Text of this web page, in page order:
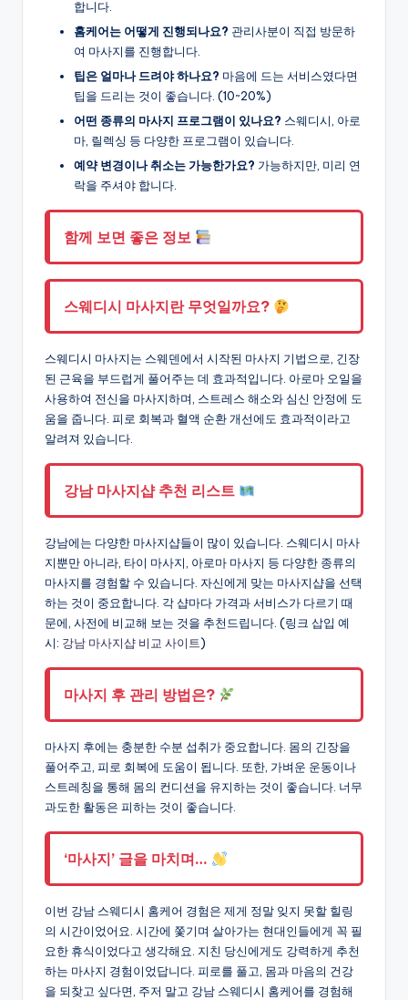
합니다.
홈케어는 어떻게 진행되나요? 관리사분이 직접 방문하
여 마사지를 진행합니다.
팁은 얼마나 드려야 하나요? 마음에 드는 서비스였다면
팁을 드리는 것이 좋습니다. (10~20%)
어떤 종류의 마사지 프로그램이 있나요? 스웨디시, 아로
마, 릴렉싱 등 다양한 프로그램이 있습니다.
예약 변경이나 취소는 가능한가요? 가능하지만, 미리 연
락을 주셔야 합니다.
함께 보면 좋은 정보
스웨디시 마사지란 무엇일까요?
스웨디시 마사지는 스웨덴에서 시작된 마사지 기법으로, 긴장
된 근육을 부드럽게 풀어주는 데 효과적입니다. 아로마 오일을
사용하여 전신을 마사지하며, 스트레스 해소와 심신 안정에 도
움을 줍니다. 피로 회복과 혈액 순환 개선에도 효과적이라고
알려져 있습니다.
강남 마사지샵 추천 리스트
강남에는 다양한 마사지샵들이 많이 있습니다. 스웨디시 마사
지뿐만 아니라, 타이 마사지, 아로마 마사지 등 다양한 종류의
마사지를 경험할 수 있습니다. 자신에게 맞는 마사지샵을 선택
하는 것이 중요합니다. 각 샵마다 가격과 서비스가 다르기 때
문에, 사전에 비교해 보는 것을 추천드립니다. (링크 삽입 예
시: 강남 마사지샵 비교 사이트)
마사지 후 관리 방법은?
마사지 후에는 충분한 수분 섭취가 중요합니다. 몸의 긴장을
풀어주고, 피로 회복에 도움이 됩니다. 또한, 가벼운 운동이나
스트레칭을 통해 몸의 컨디션을 유지하는 것이 좋습니다. 너무
과도한 활동은 피하는 것이 좋습니다.
‘마사지’ 글을 마치며…
이번 강남 스웨디시 홈케어 경험은 제게 정말 잊지 못할 힐링
의 시간이었어요. 시간에 쫓기며 살아가는 현대인들에게 꼭 필
요한 휴식이었다고 생각해요. 지친 당신에게도 강력하게 추천
하는 마사지 경험이었답니다. 피로를 풀고, 몸과 마음의 건강
을 되찾고 싶다면, 주저 말고 강남 스웨디시 홈케어를 경험해